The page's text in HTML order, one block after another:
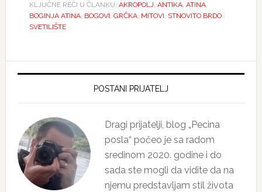
KLJUČNE REČI U ČLANKU: AKROPOLJ, ANTIKA, ATINA,
BOGINJA ATINA, BOGOVI, GRČKA, MITOVI, STNOVITO BRDO,
SVETILIŠTE
Primary
POSTANI PRIJATELJ
Dragi prijatelji, blog „Pecina
posla“ počeo je sa radom
sredinom 2020. godine i do
sada ste mogli da vidite da na
njemu predstavljam stil života